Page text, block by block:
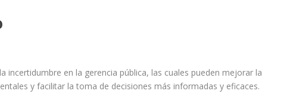
incertidumbre en la gerencia pública, las cuales pueden mejorar la
y facilitar la toma de decisiones más informadas y eficaces.